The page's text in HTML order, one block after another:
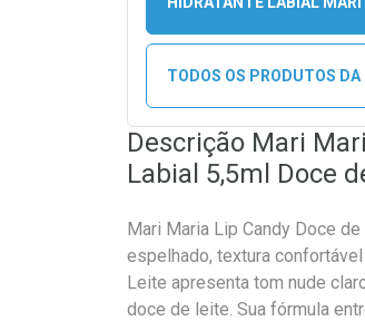
TODOS OS PRODUTOS DA
Descrição Mari
Labial 5,5ml Doce
Mari Maria Lip Candy Doce
espelhado, textura
Leite apresenta tom nude
doce de leite. Sua fórmula